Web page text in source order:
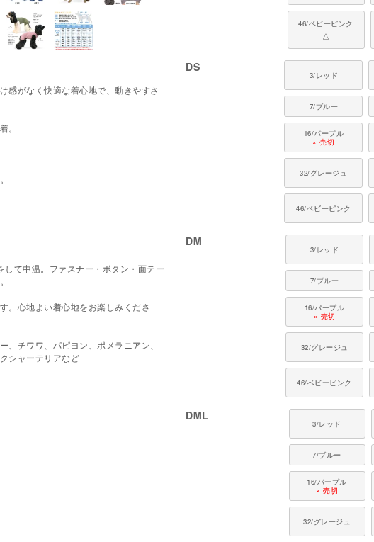
感がなく快適な着心地で、動きやすさ
。
て中温。ファスナー・ボタン・面テー
。心地よい着心地をお楽しみくださ
チワワ、パピヨン、ポメラニアン、
シャーテリアなど
46/ベビーピンク
△
DS
3/レッド
7/ブルー
16/パープル
× 売切
32/グレージュ
46/ベビーピンク
DM
3/レッド
7/ブルー
16/パープル
× 売切
32/グレージュ
46/ベビーピンク
DML
3/レッド
7/ブルー
16/パープル
× 売切
32/グレージュ